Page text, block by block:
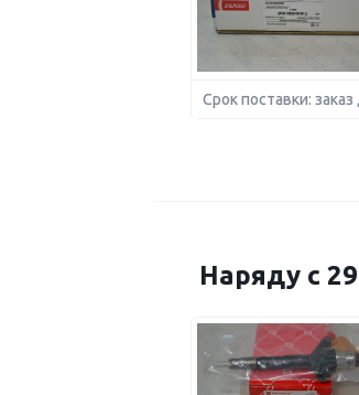
Срок поставки:
Наряду с